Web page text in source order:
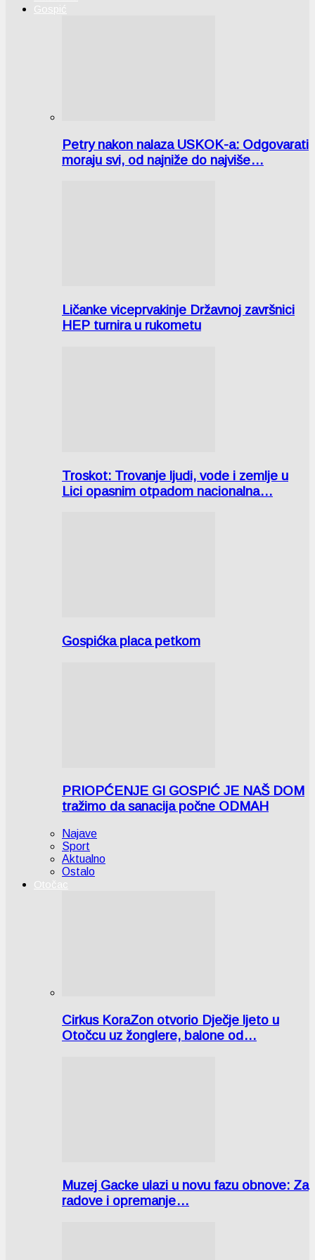
Gospić
Petry nakon nalaza USKOK-a: Odgovarati
moraju svi, od najniže do najviše…
Ličanke viceprvakinje Državnoj završnici
HEP turnira u rukometu
Troskot: Trovanje ljudi, vode i zemlje u
Lici opasnim otpadom nacionalna…
Gospićka placa petkom
PRIOPĆENJE GI GOSPIĆ JE NAŠ DOM
tražimo da sanacija počne ODMAH
Najave
Sport
Aktualno
Ostalo
Otočac
Cirkus KoraZon otvorio Dječje ljeto u
Otočcu uz žonglere, balone od…
Muzej Gacke ulazi u novu fazu obnove: Za
radove i opremanje…